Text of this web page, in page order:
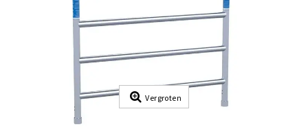
Vergroten